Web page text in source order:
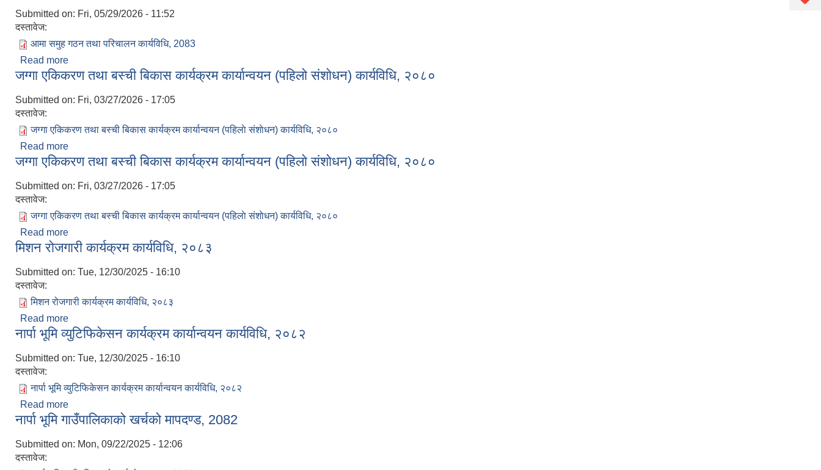
Submitted on: Fri, 05/29/2026 - 11:52
दस्तावेज:
आमा समुह गठन तथा परिचालन कार्यविधि, 2083
Read more
जग्गा एकिकरण तथा बस्ची बिकास कार्यक्रम कार्यान्वयन (पहिलाे संशाेधन) कार्यविधि, २०८०
Submitted on: Fri, 03/27/2026 - 17:05
दस्तावेज:
जग्गा एकिकरण तथा बस्ची बिकास कार्यक्रम कार्यान्वयन (पहिलाे संशाेधन) कार्यविधि, २०८०
Read more
जग्गा एकिकरण तथा बस्ची बिकास कार्यक्रम कार्यान्वयन (पहिलाे संशाेधन) कार्यविधि, २०८०
Submitted on: Fri, 03/27/2026 - 17:05
दस्तावेज:
जग्गा एकिकरण तथा बस्ची बिकास कार्यक्रम कार्यान्वयन (पहिलाे संशाेधन) कार्यविधि, २०८०
Read more
मिशन रोजगारी कार्यक्रम कार्यविधि, २०८३
Submitted on: Tue, 12/30/2025 - 16:10
दस्तावेज:
मिशन रोजगारी कार्यक्रम कार्यविधि, २०८३
Read more
नार्पा भूमि व्युटिफिकेसन कार्यक्रम कार्यान्वयन कार्यविधि, २०८२
Submitted on: Tue, 12/30/2025 - 16:10
दस्तावेज:
नार्पा भूमि व्युटिफिकेसन कार्यक्रम कार्यान्वयन कार्यविधि, २०८२
Read more
नार्पा भूमि गाउँपालिकाको खर्चको मापदण्ड, 2082
Submitted on: Mon, 09/22/2025 - 12:06
दस्तावेज: